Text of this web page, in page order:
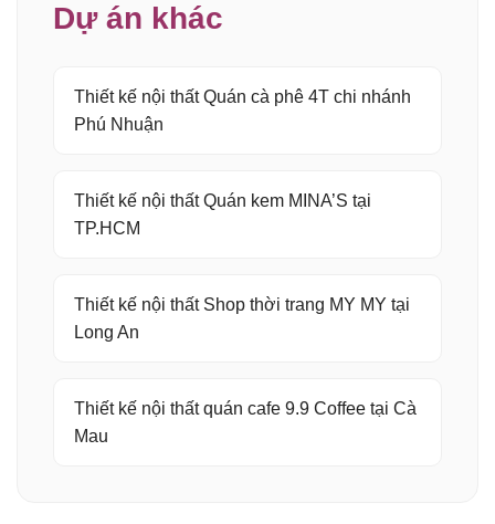
Dự án khác
Thiết kế nội thất Quán cà phê 4T chi nhánh
Phú Nhuận
Thiết kế nội thất Quán kem MINA’S tại
TP.HCM
Thiết kế nội thất Shop thời trang MY MY tại
Long An
Thiết kế nội thất quán cafe 9.9 Coffee tại Cà
Mau